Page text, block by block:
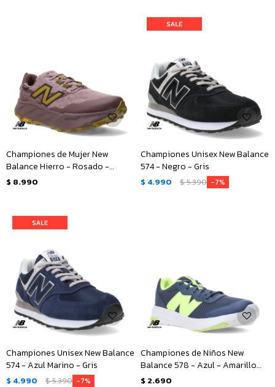
Championes de Mujer New
Balance Hierro - Rosado -
Amarillo Mostaza
$ 8.990
Championes Unisex New Balance
574 - Negro - Gris
$ 4.990 $5.390 7
Championes Unisex New Balance
574 - Azul Marino - Gris
$ 4.990 $5.390 7
Championes de Niños New
Balance 578 - Azul - Amarillo
Fluo
$ 2.690